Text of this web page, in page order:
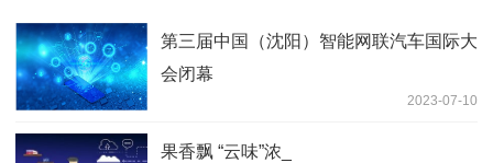
第三届中国（沈阳）智能网联汽车国际大
会闭幕
2023-07-10
果香飘 “云味”浓_